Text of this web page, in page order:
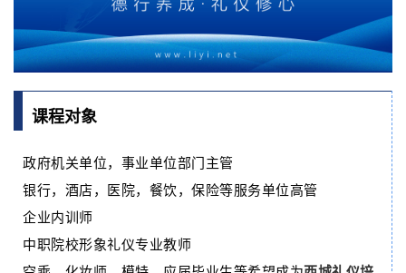
课程对象
政府机关单位，事业单位部门主管
银行，酒店，医院，餐饮，保险等服务单位高管
企业内训师
中职院校形象礼仪专业教师